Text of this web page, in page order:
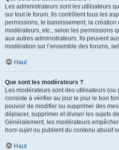
Les administrateurs sont les utilisateurs
sur tout le forum. Ils contrôlent tous les
permissions, le bannissement, la création
modérateurs, etc., selon les permissions
aux autres administrateurs. Ils peuvent
modération sur l’ensemble des forums,
Haut
Que sont les modérateurs ?
Les modérateurs sont des utilisateurs (ou
consiste à vérifier au jour le jour le bon
pouvoir de modifier ou supprimer des
déplacer, supprimer et diviser les sujets
Généralement, les modérateurs
hors-sujetou publient du contenu abusif
Haut